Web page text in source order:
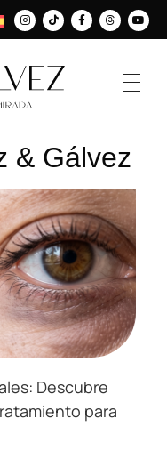
& Gálvez
Descubre
para